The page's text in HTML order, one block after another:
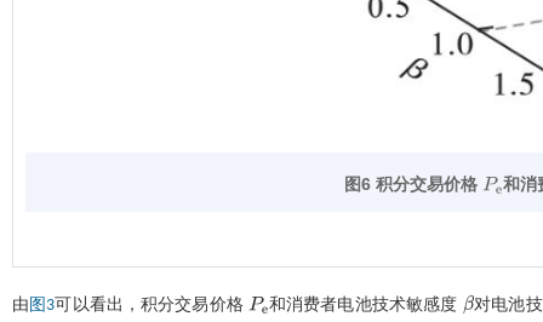
图6 积分交易价格 Pe和消
由 图3可以看出，积分交易价格 Pe和消费者电池技术敏感度 β对电池